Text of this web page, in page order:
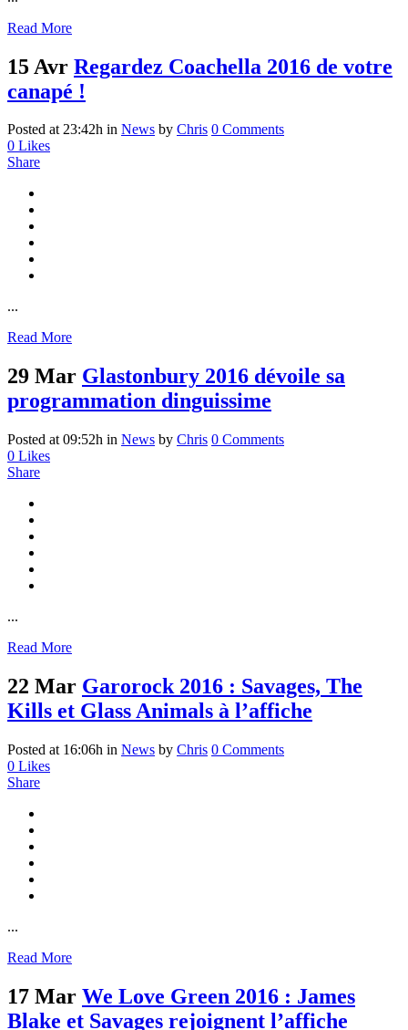
Read More
15 Avr Regardez Coachella 2016 de votre
canapé !
Posted at 23:42h in News by Chris 0 Comments
0 Likes
Share
...
Read More
29 Mar Glastonbury 2016 dévoile sa
programmation dinguissime
Posted at 09:52h in News by Chris 0 Comments
0 Likes
Share
...
Read More
22 Mar Garorock 2016 : Savages, The
Kills et Glass Animals à l’affiche
Posted at 16:06h in News by Chris 0 Comments
0 Likes
Share
...
Read More
17 Mar We Love Green 2016 : James
Blake et Savages rejoignent l’affiche